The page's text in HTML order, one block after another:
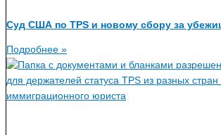
Суд США по TPS и новому сбору за
Подробнее »